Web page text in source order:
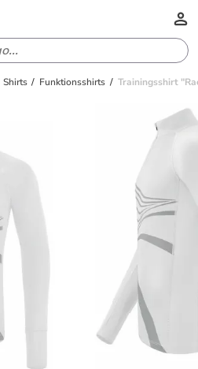
Shirts Funktionsshirts Trainingsshirt